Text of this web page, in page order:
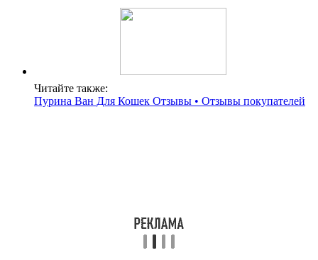
Читайте также:
Пурина Ван Для Кошек Отзывы • Отзывы покупателей